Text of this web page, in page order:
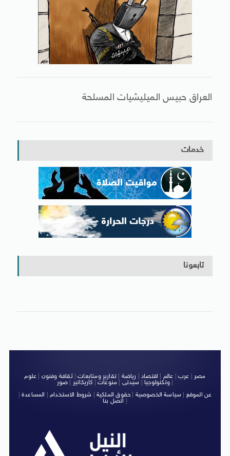
العراق حبيس الميليشيات المسلحة
خدمات
تابعونا
مصر عرب عالم اقتصاد رياضة |تقارير ومتابعات|ثقافة وفنون
علوم
وتكنولوجيا| سيدتى منوعات كاريكاتير صور
|
عن الموقع
سياسة الخصوصية حقوق الملكية شروط الاستخدام| المساعدة|
اتصل بنا